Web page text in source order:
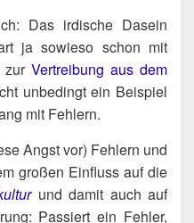
Das irdi­sche Dasein
ja sowie­so schon mit
zur Ver­trei­bung aus dem
unbe­dingt ein Bei­spiel
mit Fehlern.
Angst vor) Feh­lern und
gro­ßen Ein­fluss auf die
und damit auch auf
Pas­siert ein Feh­ler,